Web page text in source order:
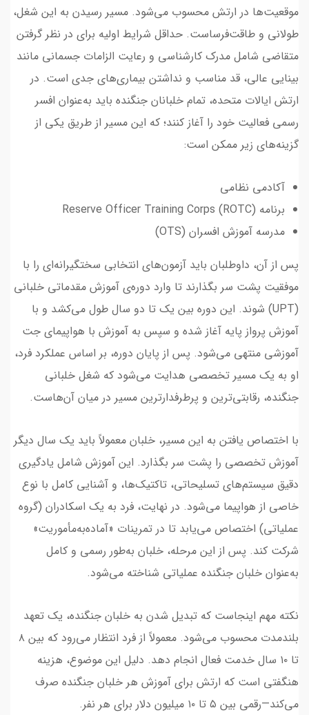
موقعیت‌ها در ارتش محسوب می‌شود. مسیر رسیدن به این شغل،
طولانی و طاقت‌فرساست. حداقل شرایط اولیه برای در نظر گرفتن
متقاضی شامل مدرک کارشناسی و رعایت الزامات جسمانی مانند
بینایی عالی، قد مناسب و نداشتن بیماری‌های جدی است. در
ارتش ایالات متحده، تمام خلبانان جنگنده باید به‌عنوان افسر
رسمی فعالیت خود را آغاز کنند؛ که این مسیر از طریق یکی از
گزینه‌های زیر ممکن است:
آکادمی نظامی
برنامه Reserve Officer Training Corps (ROTC)
مدرسه آموزش افسران (OTS)
پس از آن، داوطلبان باید آزمون‌های انتخابی سختگیرانه‌ای را با
موفقیت پشت سر بگذارند تا وارد دوره‌ی آموزش مقدماتی خلبانی
(UPT) شوند. این دوره بین یک تا دو سال طول می‌کشد و با
آموزش پرواز پایه آغاز شده و سپس به آموزش با هواپیمای جت
آموزشی منتهی می‌شود. پس از پایان دوره، بر اساس عملکرد فرد،
او به یک مسیر تخصصی هدایت می‌شود که شغل خلبانی
جنگنده، رقابتی‌ترین و پرطرفدارترین مسیر در میان آن‌هاست.
با اختصاص یافتن به این مسیر، خلبان معمولاً باید یک سال دیگر
آموزش تخصصی را پشت سر بگذارد. این آموزش شامل یادگیری
دقیق سیستم‌های تسلیحاتی، تاکتیک‌ها، و آشنایی کامل با نوع
خاصی از هواپیما می‌شود. در نهایت، فرد به یک اسکادران (گروه
عملیاتی) اختصاص می‌یابد تا در تمرینات «آماده‌به‌مأموریت»
شرکت کند. پس از این مرحله، خلبان به‌طور رسمی و کامل
به‌عنوان خلبان جنگنده عملیاتی شناخته می‌شود.
نکته مهم اینجاست که تبدیل شدن به خلبان جنگنده، یک تعهد
بلندمدت محسوب می‌شود. معمولاً از فرد انتظار می‌رود که بین ۸
تا ۱۰ سال خدمت فعال انجام دهد. دلیل این موضوع، هزینه
هنگفتی است که ارتش برای آموزش هر خلبان جنگنده صرف
می‌کند—رقمی بین ۵ تا ۱۰ میلیون دلار برای هر نفر.